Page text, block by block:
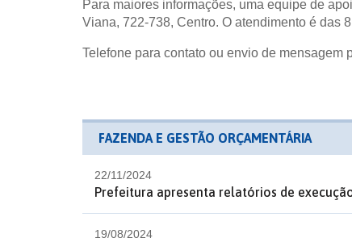
Para maiores informações, uma equipe de
Viana, 722-738, Centro. O atendimento é das
Telefone para contato ou envio de mensagem
FAZENDA E GESTÃO ORÇAMENTÁRIA
22/11/2024
Prefeitura apresenta relatórios de
19/08/2024